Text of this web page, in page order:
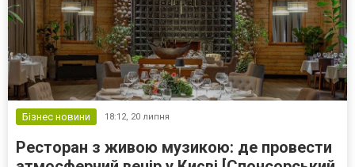
Бізнес новини 18:12, 20 липня
Ресторан з живою музикою: де провести